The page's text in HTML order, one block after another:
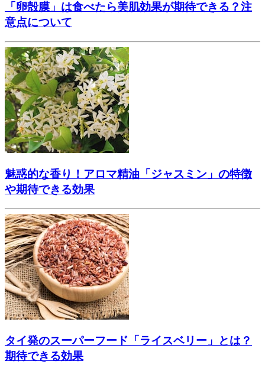
「卵殻膜」は食べたら美肌効果が期待できる？注
意点について
魅惑的な香り！アロマ精油「ジャスミン」の特徴
や期待できる効果
タイ発のスーパーフード「ライスベリー」とは？
期待できる効果